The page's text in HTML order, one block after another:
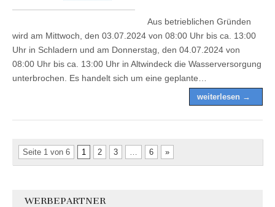
Aus betrieblichen Gründen
wird am Mittwoch, den 03.07.2024 von 08:00 Uhr bis ca. 13:00
Uhr in Schladern und am Donnerstag, den 04.07.2024 von
08:00 Uhr bis ca. 13:00 Uhr in Altwindeck die Wasserversorgung
unterbrochen. Es handelt sich um eine geplante…
weiterlesen →
Seite 1 von 6 1 2 3 6 »
WERBEPARTNER